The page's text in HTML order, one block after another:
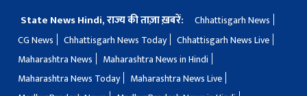
State News Hindi, राज्य की ताज़ा ख़बरें:
Chhattisgarh News
CG News
Chhattisgarh News Today
Chhattisgarh News Live
Maharashtra News
Maharashtra News in Hindi
Maharashtra News Today
Maharashtra News Live